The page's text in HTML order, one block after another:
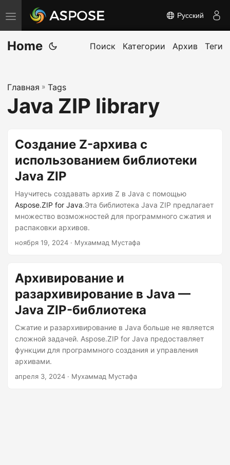
П
е
р
л
н
в
ю
Русский
Home Поиск Категории Архив Теги
Главная » Tags
Java ZIP library
Создание Z-архива с
использованием библиотеки
Java ZIP
Научитесь создавать архив Z в Java с помощью
Aspose.ZIP for Java.Эта библиотека Java ZIP предлагает
множество возможностей для программного сжатия и
распаковки архивов.
ноября 19, 2024 · Мухаммад Мустафа
Архивирование и
разархивирование в Java —
Java ZIP-библиотека
Сжатие и разархивирование в Java больше не является
сложной задачей. Aspose.ZIP for Java предоставляет
функции для программного создания и управления
архивами.
апреля 3, 2024 · Мухаммад Мустафа